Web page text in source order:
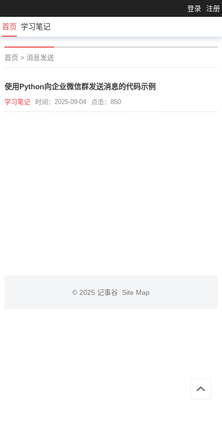
登录 注册
首页 学习笔记
首页 > 消息发送
使用Python向企业微信群发送消息的代码示例
学习笔记 时间：2025-09-04 点击：850
© 2025 记事谷 Site Map